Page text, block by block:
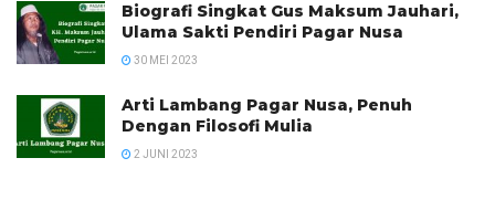
Biografi Singkat Gus Maksum Jauhari,
Ulama Sakti Pendiri Pagar Nusa
30 MEI 2023
Arti Lambang Pagar Nusa, Penuh
Dengan Filosofi Mulia
2 JUNI 2023